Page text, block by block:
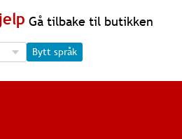
Gå tilbake til butikken
Selection
Selection
Bytt språk